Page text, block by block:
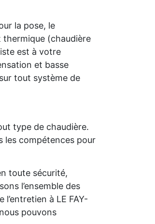
la pose, le
thermique (chaudière
est à votre
et basse
tout système de
type de chaudière.
les compétences pour
toute sécurité,
l’ensemble des
à LE FAY-
pouvons